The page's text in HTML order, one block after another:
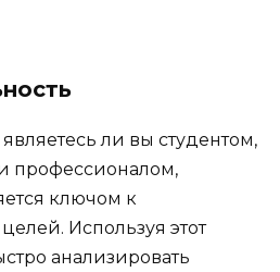
ли вы студентом,
профессионалом,
ключом к
Используя этот
анализировать